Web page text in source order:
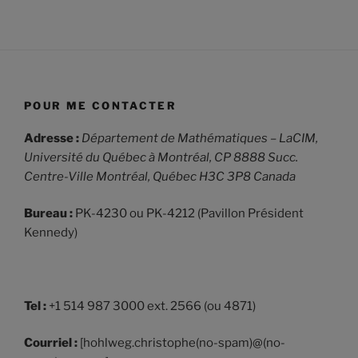
POUR ME CONTACTER
Adresse : Département de Mathématiques – LaCIM,
Université du Québec à Montréal, CP 8888 Succ.
Centre-Ville Montréal, Québec H3C 3P8 Canada
Bureau : PK-4230 ou PK-4212 (Pavillon Président
Kennedy)
Tel : +1 514 987 3000 ext. 2566 (ou 4871)
Courriel : [hohlweg.christophe(no-spam)@(no-